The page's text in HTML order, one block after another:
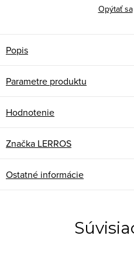
Opýtať sa
Popis
Parametre produktu
Hodnotenie
Značka LERROS
Ostatné informácie